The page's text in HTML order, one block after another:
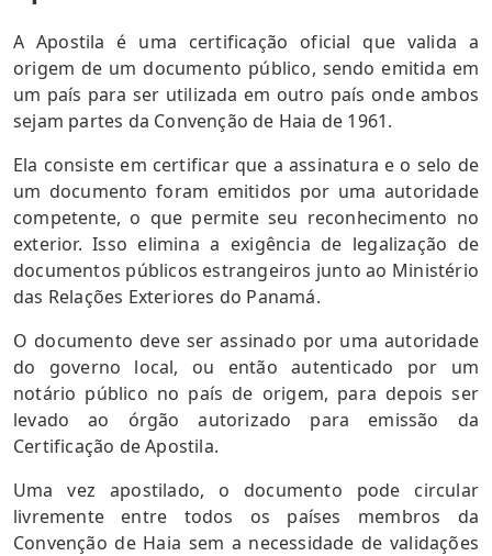
A Apostila é uma certificação oficial que valida a
origem de um documento público, sendo emitida em
um país para ser utilizada em outro país onde ambos
sejam partes da Convenção de Haia de 1961.
Ela consiste em certificar que a assinatura e o selo de
um documento foram emitidos por uma autoridade
competente, o que permite seu reconhecimento no
exterior. Isso elimina a exigência de legalização de
documentos públicos estrangeiros junto ao Ministério
das Relações Exteriores do Panamá.
O documento deve ser assinado por uma autoridade
do governo local, ou então autenticado por um
notário público no país de origem, para depois ser
levado ao órgão autorizado para emissão da
Certificação de Apostila.
Uma vez apostilado, o documento pode circular
livremente entre todos os países membros da
Convenção de Haia sem a necessidade de validações